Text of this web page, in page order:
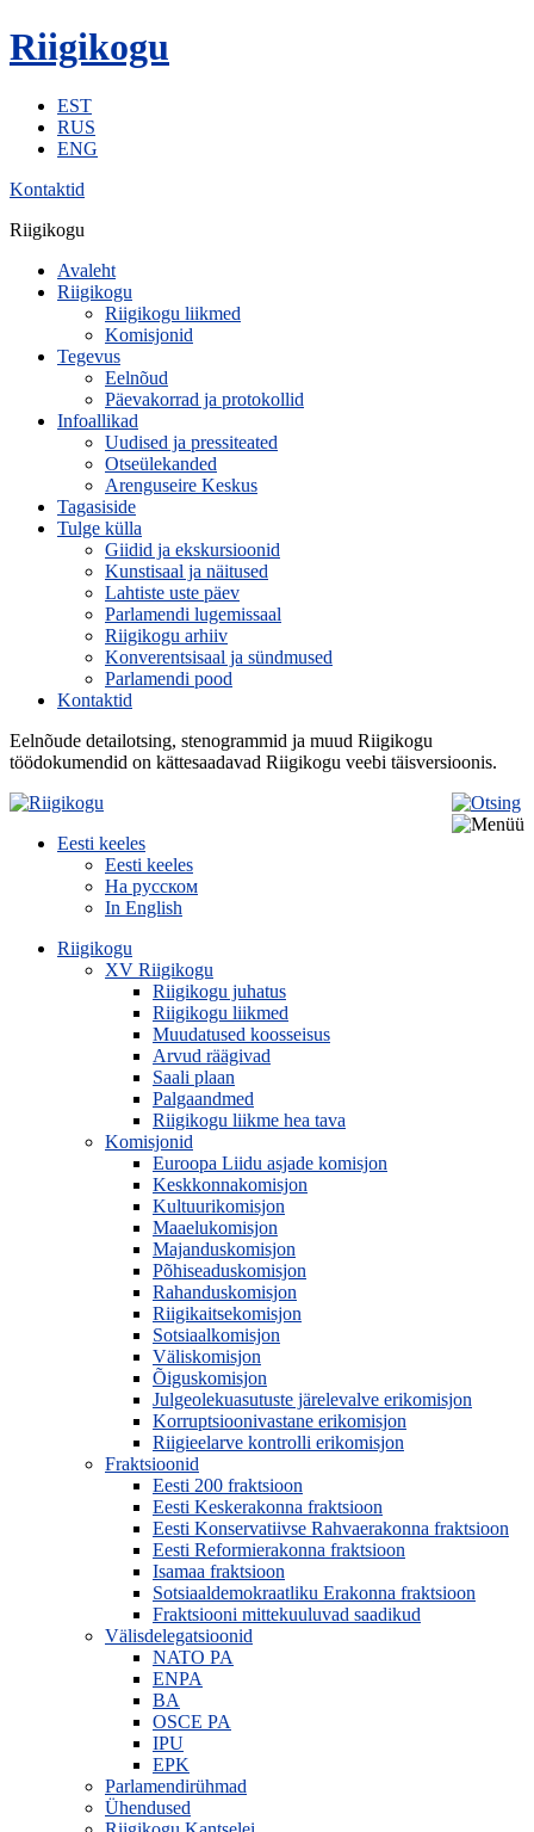
Riigikogu
EST
RUS
ENG
Kontaktid
Riigikogu
Avaleht
Riigikogu
Riigikogu liikmed
Komisjonid
Tegevus
Eelnõud
Päevakorrad ja protokollid
Infoallikad
Uudised ja pressiteated
Otseülekanded
Arenguseire Keskus
Tagasiside
Tulge külla
Giidid ja ekskursioonid
Kunstisaal ja näitused
Lahtiste uste päev
Parlamendi lugemissaal
Riigikogu arhiiv
Konverentsisaal ja sündmused
Parlamendi pood
Kontaktid
Eelnõude detailotsing, stenogrammid ja muud Riigikogu
töödokumendid on kättesaadavad Riigikogu veebi täisversioonis.
Eesti keeles
Eesti keeles
На русском
In English
Riigikogu
XV Riigikogu
Riigikogu juhatus
Riigikogu liikmed
Muudatused koosseisus
Arvud räägivad
Saali plaan
Palgaandmed
Riigikogu liikme hea tava
Komisjonid
Euroopa Liidu asjade komisjon
Keskkonnakomisjon
Kultuurikomisjon
Maaelukomisjon
Majanduskomisjon
Põhiseaduskomisjon
Rahanduskomisjon
Riigikaitsekomisjon
Sotsiaalkomisjon
Väliskomisjon
Õiguskomisjon
Julgeolekuasutuste järelevalve erikomisjon
Korruptsioonivastane erikomisjon
Riigieelarve kontrolli erikomisjon
Fraktsioonid
Eesti 200 fraktsioon
Eesti Keskerakonna fraktsioon
Eesti Konservatiivse Rahvaerakonna fraktsioon
Eesti Reformierakonna fraktsioon
Isamaa fraktsioon
Sotsiaaldemokraatliku Erakonna fraktsioon
Fraktsiooni mittekuuluvad saadikud
Välisdelegatsioonid
NATO PA
ENPA
BA
OSCE PA
IPU
EPK
Parlamendirühmad
Ühendused